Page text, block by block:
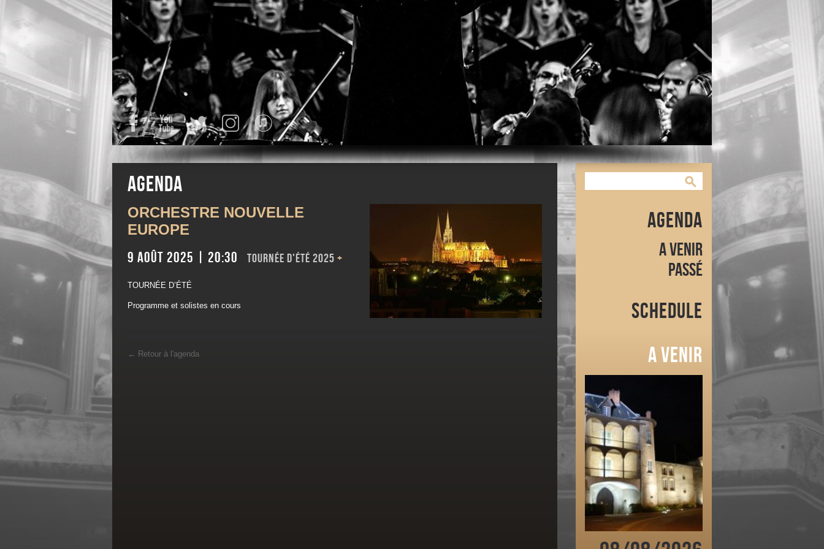
FacebookYouTube Twitter InstagramiTunes
Agenda
ORCHESTRE NOUVELLE
EUROPE
9 août 2025 | 20:30 Tournée d'été 2025 +
TOURNÉE D’ÉTÉ
Programme et solistes en cours
← Retour à l'agenda
Agenda
A venir
Passé
Schedule
A venir